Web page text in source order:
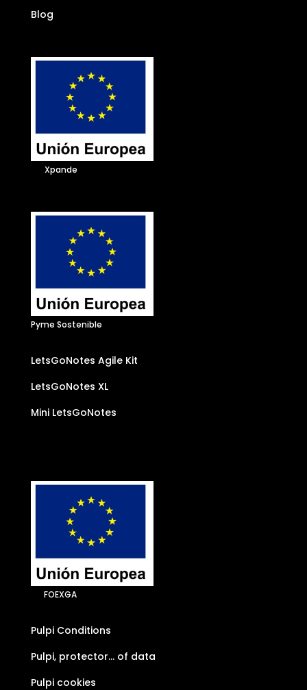
Blog
Xpande
Pyme Sostenible
LetsGoNotes Agile Kit
LetsGoNotes XL
Mini LetsGoNotes
FOEXGA
Pulpi Conditions
Pulpi, protector… of data
Pulpi cookies